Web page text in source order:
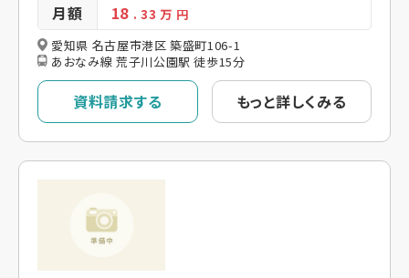
月額 18 . 33万 円
愛知県 名古屋市港区 築盛町106-1
あおなみ線 荒子川公園駅 徒歩15分
資料請求する もっと詳しくみる